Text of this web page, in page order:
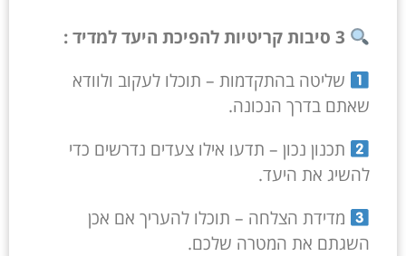
שליטה בהתקדמות – תוכלו לעקוב ולוודא
שאתם בדרך הנכונה.
תכנון נכון – תדעו אילו צעדים נדרשים כדי
להשיג את היעד.
מדידת הצלחה – תוכלו להעריך אם אכן
השגתם את המטרה שלכם.